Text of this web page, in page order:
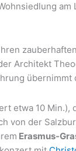
am
Architekt
übernimmt
etwa 10 Min.),
von der
Erasmus-